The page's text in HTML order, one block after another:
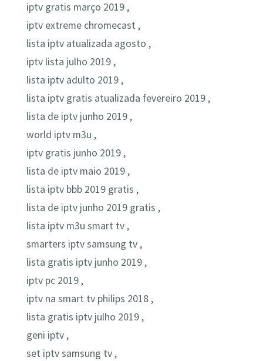
iptv gratis março 2019 ,
iptv extreme chromecast ,
lista iptv atualizada agosto ,
iptv lista julho 2019 ,
lista iptv adulto 2019 ,
lista iptv gratis atualizada fevereiro 2019 ,
lista de iptv junho 2019 ,
world iptv m3u ,
iptv gratis junho 2019 ,
lista de iptv maio 2019 ,
lista iptv bbb 2019 gratis ,
lista de iptv junho 2019 gratis ,
lista iptv m3u smart tv ,
smarters iptv samsung tv ,
lista gratis iptv junho 2019 ,
iptv pc 2019 ,
iptv na smart tv philips 2018 ,
lista gratis iptv julho 2019 ,
geni iptv ,
set iptv samsung tv ,